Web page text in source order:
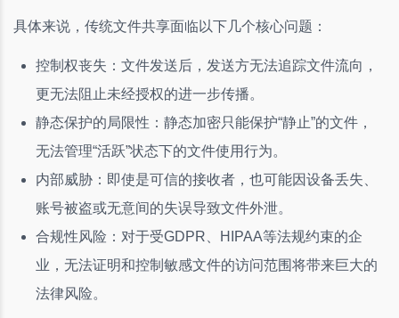
具体来说，传统文件共享面临以下几个核心问题：
控制权丧失：文件发送后，发送方无法追踪文件流向，
更无法阻止未经授权的进一步传播。
静态保护的局限性：静态加密只能保护“静止”的文件，
无法管理“活跃”状态下的文件使用行为。
内部威胁：即使是可信的接收者，也可能因设备丢失、
账号被盗或无意间的失误导致文件外泄。
合规性风险：对于受GDPR、HIPAA等法规约束的企
业，无法证明和控制敏感文件的访问范围将带来巨大的
法律风险。